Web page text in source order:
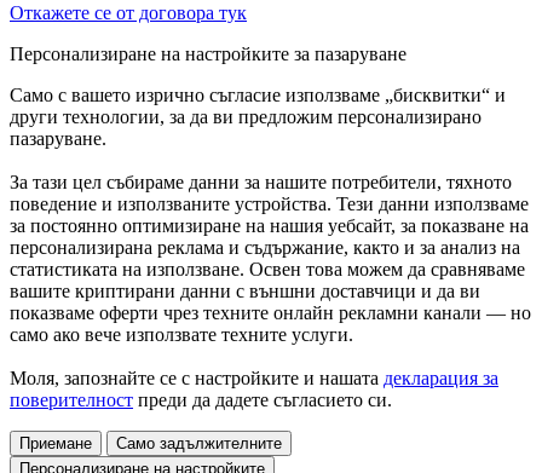
Откажете се от договора тук
Персонализиране на настройките за пазаруване
Само с вашето изрично съгласие използваме „бисквитки“ и
други технологии, за да ви предложим персонализирано
пазаруване.
За тази цел събираме данни за нашите потребители, тяхното
поведение и използваните устройства. Тези данни използваме
за постоянно оптимизиране на нашия уебсайт, за показване на
персонализирана реклама и съдържание, както и за анализ на
статистиката на използване. Освен това можем да сравняваме
вашите криптирани данни с външни доставчици и да ви
показваме оферти чрез техните онлайн рекламни канали — но
само ако вече използвате техните услуги.
Моля, запознайте се с настройките и нашата декларация за
поверителност преди да дадете съгласието си.
Приемане
Само задължителните
Персонализиране на настройките